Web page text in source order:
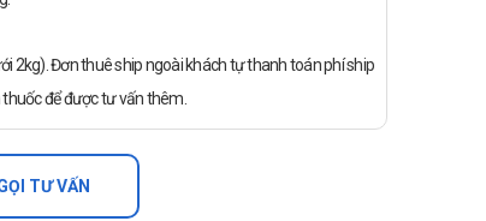
2kg). Đơn thuê ship ngoài khách tự thanh toán phí ship
để được tư vấn thêm.
TƯ VẤN